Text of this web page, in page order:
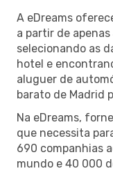
A eDreams
a partir de
selecionando as
hotel e
aluguer de
barato de Madrid
Na eDreams,
que necessita
690 companhias
mundo e 40 000